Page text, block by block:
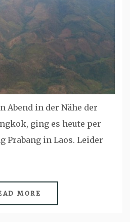
Abend in der Nähe der
ging es heute per
Prabang in Laos. Leider
MORE